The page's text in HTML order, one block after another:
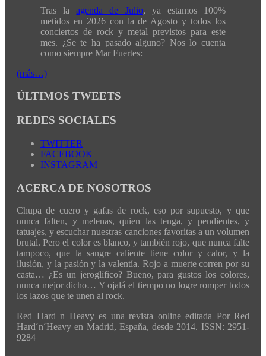
Tras laagenda de Julio, ya estamos 100%
metidos en 2026 con la de Agosto y todos los
conciertos de rock y metal previstos para este
mes. ¿Se te ha pasado alguno? Nos lo cuenta
como siempre Mar Fuertes:
(más…)
ÚLTIMOS TWEETS
REDES SOCIALES
TWITTER
FACEBOOK
INSTAGRAM
ACERCA DE NOSOTROS
Chupa de cuero y gafas de rock, eso por supuesto, y que
nunca falten, y melenas, quien las tenga, y pendientes, y
tatuajes, y escuchar nuestras canciones favoritas a un volumen
brutal. Pero el color es blanco, y también rojo, que nunca falte
tampoco, que la sangre caliente tiene color y calor, y la
ilusión, y la pasión y la valentía. Rojo a muerte corren por su
casta… ¿Es un jeroglífico? Bueno, para gustos los colores,
nunca mejor dicho… Y ojalá el tiempo no logre romper todos
los lazos que te unen al rock.
Red Hard n Heavy es una revista online editada Por Red
Hard´n´Heavy en Madrid, España, desde 2014. ISSN: 2951-
9284